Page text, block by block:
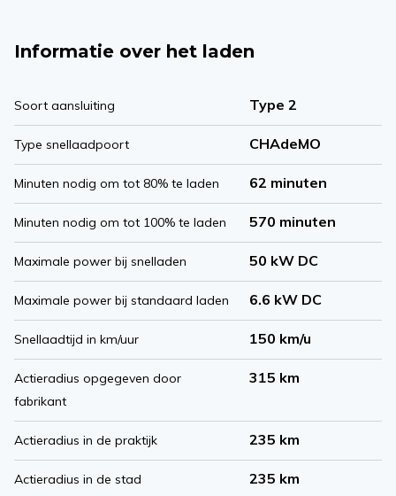
Informatie over het laden
Soort aansluiting Type 2
Type snellaadpoort CHAdeMO
Minuten nodig om tot 80% te laden 62 minuten
Minuten nodig om tot 100% te laden 570 minuten
Maximale power bij snelladen 50 kW DC
Maximale power bij standaard laden 6.6 kW DC
Snellaadtijd in km/uur 150 km/u
Actieradius opgegeven door
fabrikant
315 km
Actieradius in de praktijk 235 km
Actieradius in de stad 235 km